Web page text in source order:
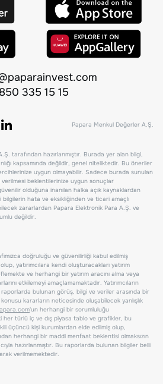
335 15 15
Papara Menkul Değerler A.Ş.
tarafından hazırlanmıştır. Burada yer alan bilgi,
kapsamında değildir, genel niteliktedir. Bu öneriler
uygun olmayabilir. Sadece burada sunulan
verilmesi beklentilerinize uygun sonuçlar
olduğuna inanılan halka açık kaynaklardan
hata ve eksikliğinden ve ticari amaçlı
zararlardan Papara Elektronik Para A.Ş. ve
değildir.
doğruluğu ve güvenilirliği kabul edilmiş
yatırımcılara kendi oluşturacakları yatırım
ve herhangi bir yatırım aracını alma veya
etkilemeyi amaçlamamaktadır. Yatırımcıların
raporlarda bulunan görüş, bilgi ve veriler arasında bir
kararların neticesinde oluşabilecek yanlışlık
'un herhangi bir sorumluluğu
her türlü iç ve dış piyasa tablo ve grafikler, bu
üçüncü kişi kurumlardan elde edilmiş olup,
herhangi bir maddi menfaat beklentisi olmaksızın
hazırlanmıştır. Bu raporlarda bulunan bilgiler belli
verilmemektedir.